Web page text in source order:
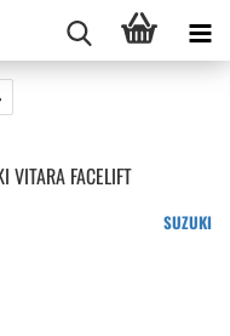
FACELIFT
SUZUKI